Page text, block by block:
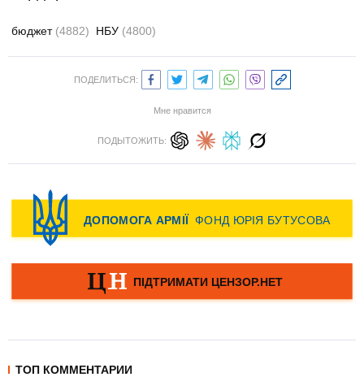
бюджет (4882) НБУ (4800)
ПОДЕЛИТЬСЯ:
Мне нравится
ПОДЫТОЖИТЬ:
ТОП КОММЕНТАРИИ